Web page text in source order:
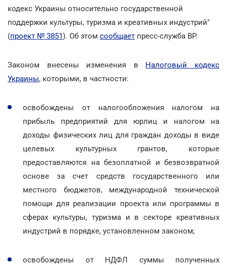
кодекс Украины относительно государственной
поддержки культуры, туризма и креативных индустрий"
(проект № 3851). Об этом сообщает пресс-служба ВР.
Законом внесены изменения в Налоговый кодекс
Украины, которыми, в частности:
освобождены от налогообложения налогом на
прибыль предприятий для юрлиц и налогом на
доходы физических лиц для граждан доходы в виде
целевых культурных грантов, которые
предоставляются на безоплатной и безвозвратной
основе за счет средств государственного или
местного бюджетов, международной технической
помощи для реализации проекта или программы в
сферах культуры, туризма и в секторе креативных
индустрий в порядке, установленном законом;
освобождены от НДФЛ суммы полученных